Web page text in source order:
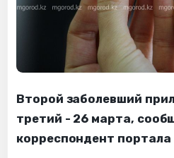
Второй заболевший
третий - 26 марта,
корреспондент